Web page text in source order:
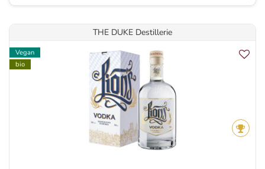
THE DUKE Destillerie
Vegan
bio